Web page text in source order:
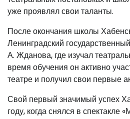
уже проявлял свои таланты.
После окончания школы
Ленинградский
А. Жданова, где изучал
время обучения он активно
театре и получил свои первые
Свой первый значимый успех
году, когда снялся в спектакле